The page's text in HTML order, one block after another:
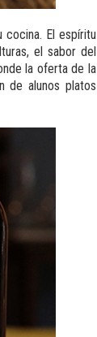
El espíritu
el sabor del
la oferta de la
de alunos platos